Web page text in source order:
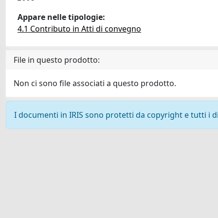
Appare nelle tipologie:
4.1 Contributo in Atti di convegno
File in questo prodotto:
Non ci sono file associati a questo prodotto.
I documenti in IRIS sono protetti da copyright e tutti i